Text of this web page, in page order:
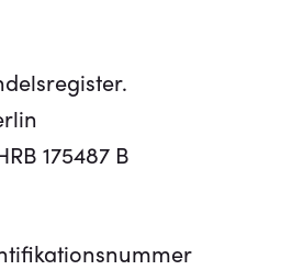
175487 B